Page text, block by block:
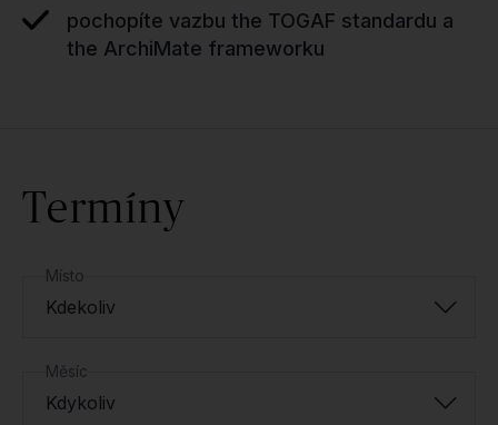
pochopíte vazbu the TOGAF standardu a
the ArchiMate frameworku
Termíny
Místo
Kdekoliv
Měsíc
Kdykoliv